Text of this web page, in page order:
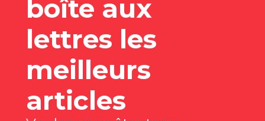
boîte aux
lettres les
meilleurs
articles